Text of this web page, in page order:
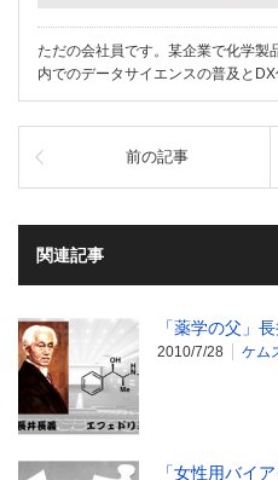
ただの会社員です。某企業で化学製
内でのデータサイエンスの普及とDX
前の記事
関連記事
「薬学の父」
2010/7/28 ケム
「女性用バイ